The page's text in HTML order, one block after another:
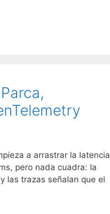
a arrastrar la latencia
pero nada cuadra: la
las trazas señalan que el